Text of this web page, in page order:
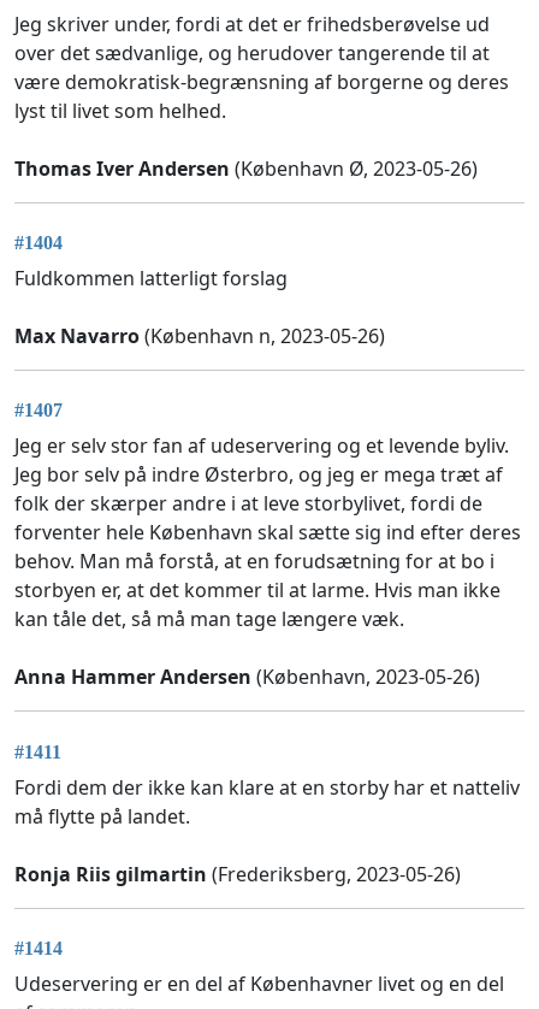
Jeg skriver under, fordi at det er frihedsberøvelse ud
over det sædvanlige, og herudover tangerende til at
være demokratisk-begrænsning af borgerne og deres
lyst til livet som helhed.
Thomas Iver Andersen (København Ø, 2023-05-26)
#1404
Fuldkommen latterligt forslag
Max Navarro(København n, 2023-05-26)
#1407
Jeg er selv stor fan af udeservering og et levende byliv.
Jeg bor selv på indre Østerbro, og jeg er mega træt af
folk der skærper andre i at leve storbylivet, fordi de
forventer hele København skal sætte sig ind efter deres
behov. Man må forstå, at en forudsætning for at bo i
storbyen er, at det kommer til at larme. Hvis man ikke
kan tåle det, så må man tage længere væk.
Anna Hammer Andersen (København, 2023-05-26)
#1411
Fordi dem der ikke kan klare at en storby har et natteliv
må flytte på landet.
Ronja Riis gilmartin (Frederiksberg, 2023-05-26)
#1414
Udeservering er en del af Københavner livet og en del